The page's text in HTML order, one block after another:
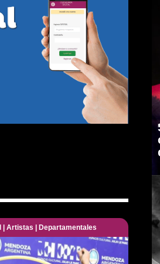
|Artistas Departamentales